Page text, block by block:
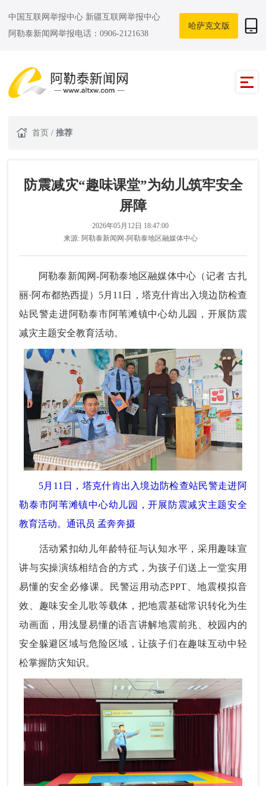
中国互联网举报中心 新疆互联网举报中心
阿勒泰新闻网举报电话：0906-2121638
哈萨克文版
首页 / 推荐
防震减灾“趣味课堂”为幼儿筑牢安全
屏障
2026年05月12日 18:47:00
来源: 阿勒泰新闻网-阿勒泰地区融媒体中心
阿勒泰新闻网-阿勒泰地区融媒体中心（记者 古扎
丽·阿布都热西提）5月11日，塔克什肯出入境边防检查
站民警走进阿勒泰市阿苇滩镇中心幼儿园，开展防震
减灾主题安全教育活动。
5月11日，塔克什肯出入境边防检查站民警走进阿
勒泰市阿苇滩镇中心幼儿园，开展防震减灾主题安全
教育活动。通讯员 孟奔奔摄
活动紧扣幼儿年龄特征与认知水平，采用趣味宣
讲与实操演练相结合的方式，为孩子们送上一堂实用
易懂的安全必修课。民警运用动态PPT、地震模拟音
效、趣味安全儿歌等载体，把地震基础常识转化为生
动画面，用浅显易懂的语言讲解地震前兆、校园内的
安全躲避区域与危险区域，让孩子们在趣味互动中轻
松掌握防灾知识。